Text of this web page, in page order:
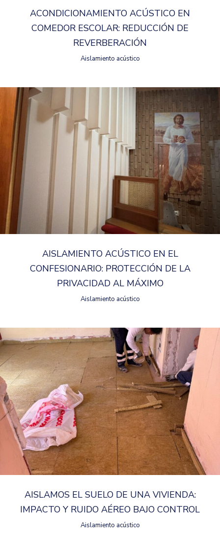
ACONDICIONAMIENTO ACÚSTICO EN
COMEDOR ESCOLAR: REDUCCIÓN DE
REVERBERACIÓN
Aislamiento acústico
AISLAMIENTO ACÚSTICO EN EL
CONFESIONARIO: PROTECCIÓN DE LA
PRIVACIDAD AL MÁXIMO
Aislamiento acústico
AISLAMOS EL SUELO DE UNA VIVIENDA:
IMPACTO Y RUIDO AÉREO BAJO CONTROL
Aislamiento acústico